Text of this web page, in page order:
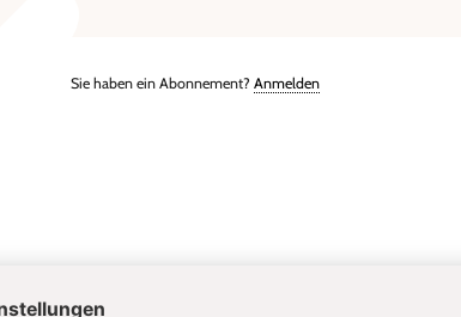
Sie haben ein Abonnement? Anmelden